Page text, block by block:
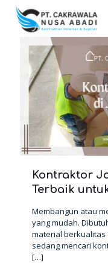
Kontraktor
Terbaik
Membangun atau
yang mudah.
material berkualitas
sedang mencari
[…]